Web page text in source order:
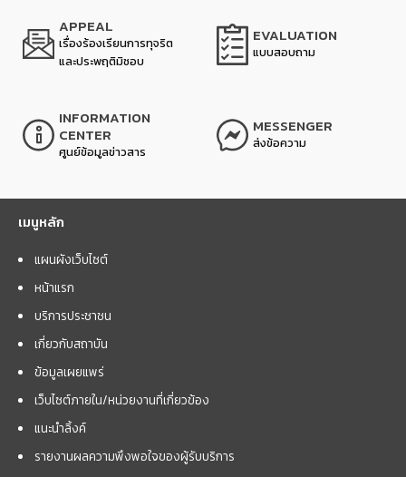
APPEAL
เรื่องร้องเรียนการทุจริต
และประพฤติมิชอบ
EVALUATION
แบบสอบถาม
INFORMATION
CENTER
ศูนย์ข้อมูลข่าวสาร
MESSENGER
ส่งข้อความ
เมนูหลัก
แผนผังเว็บไซต์
หน้าแรก
บริการประชาชน
เกี่ยวกับสถาบัน
ข้อมูลเผยแพร่
เว็บไซต์ภายใน/หน่วยงานที่เกี่ยวข้อง
แนะนำลิ้งค์
รายงานผลความพึงพอใจของผู้รับบริการ